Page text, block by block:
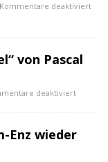
Kommentare deaktiviert
von Pascal
deaktiviert
Enz wieder